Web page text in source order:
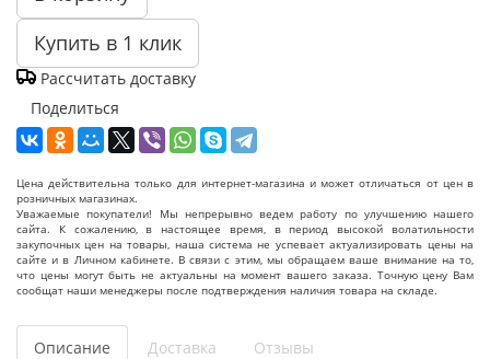
Купить в 1 клик
Рассчитать доставку
Поделиться
Цена действительна только для интернет-магазина и может отличаться от цен в
розничных магазинах.
Уважаемые покупатели! Мы непрерывно ведем работу по улучшению нашего
сайта. К сожалению, в настоящее время, в период высокой волатильности
закупочных цен на товары, наша система не успевает актуализировать цены на
сайте и в Личном кабинете. В связи с этим, мы обращаем ваше внимание на то,
что цены могут быть не актуальны на момент вашего заказа. Точную цену Вам
сообщат наши менеджеры после подтверждения наличия товара на складе.
Описание Доставка Отзывы